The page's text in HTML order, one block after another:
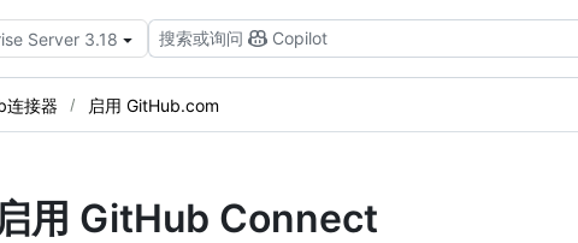
Server 3.18 搜索或询问 Copilot
连接器 启用 GitHub.com
用 GitHub Connect